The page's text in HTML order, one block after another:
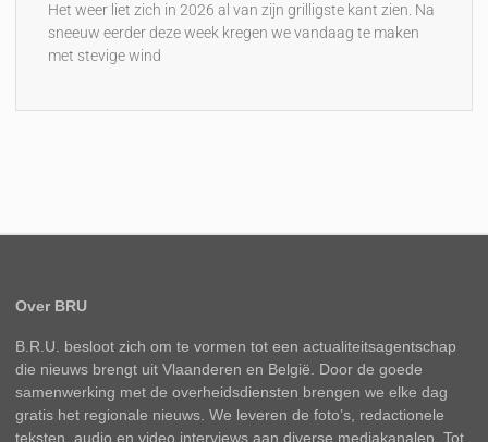
Het weer liet zich in 2026 al van zijn grilligste kant zien. Na
sneeuw eerder deze week kregen we vandaag te maken
met stevige wind
Over BRU
B.R.U. besloot zich om te vormen tot een actualiteitsagentschap
die nieuws brengt uit Vlaanderen en België. Door de goede
samenwerking met de overheidsdiensten brengen we elke dag
gratis het regionale nieuws. We leveren de foto’s, redactionele
teksten, audio en video interviews aan diverse mediakanalen. Tot